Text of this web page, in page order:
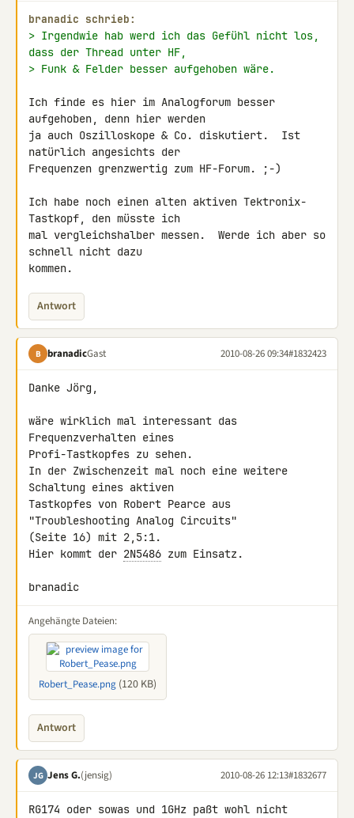
branadic schrieb:
> Irgendwie hab werd ich das Gefühl nicht los,
dass der Thread unter HF,
> Funk & Felder besser aufgehoben wäre.
Ich finde es hier im Analogforum besser
aufgehoben, denn hier werden
ja auch Oszilloskope & Co. diskutiert.  Ist
natürlich angesichts der
Frequenzen grenzwertig zum HF-Forum. ;-)
Ich habe noch einen alten aktiven Tektronix-
Tastkopf, den müsste ich
mal vergleichshalber messen.  Werde ich aber so
schnell nicht dazu
kommen.
Antwort
B branadicGast 2010-08-26 09:34#1832423
Danke Jörg,
wäre wirklich mal interessant das
Frequenzverhalten eines
Profi-Tastkopfes zu sehen.
In der Zwischenzeit mal noch eine weitere
Schaltung eines aktiven
Tastkopfes von Robert Pearce aus
"Troubleshooting Analog Circuits"
(Seite 16) mit 2,5:1.
Hier kommt der 2N5486 zum Einsatz.
branadic
Angehängte Dateien:
Robert_Pease.png (120 KB)
Antwort
JG Jens G.(jensig) 2010-08-26 12:13#1832677
RG174 oder sowas und 1GHz paßt wohl nicht